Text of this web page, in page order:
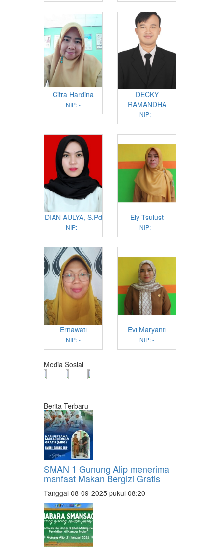
Citra Hardina
NIP: -
DECKY
RAMANDHA
NIP: -
DIAN AULYA, S.Pd
NIP: -
Ely Tsulust
NIP: -
Ernawati
NIP: -
Evi Maryanti
NIP: -
Media Sosial
Berita Terbaru
SMAN 1 Gunung Alip menerima
manfaat Makan Bergizi Gratis
Tanggal 08-09-2025 pukul 08:20